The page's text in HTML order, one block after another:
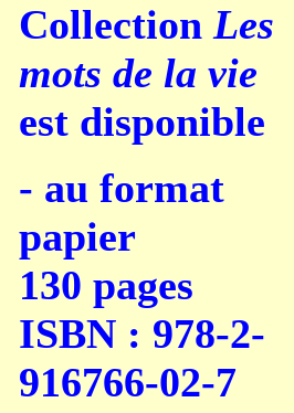
Collection Les
mots de la vie
est disponible
- au format
papier
130 pages
ISBN : 978-2-
916766-02-7